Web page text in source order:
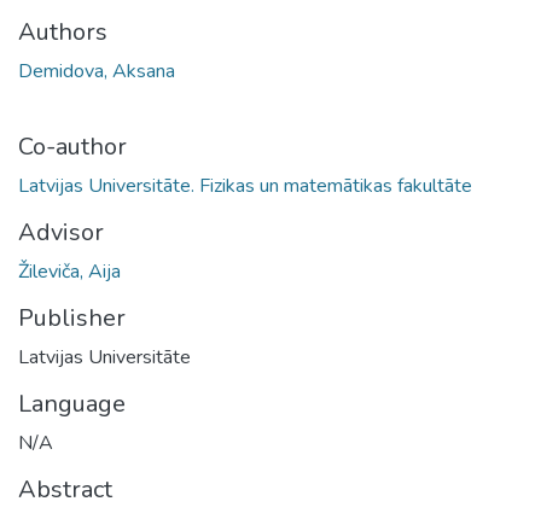
Authors
Demidova, Aksana
Co-author
Latvijas Universitāte. Fizikas un matemātikas fakultāte
Advisor
Žileviča, Aija
Publisher
Latvijas Universitāte
Language
N/A
Abstract